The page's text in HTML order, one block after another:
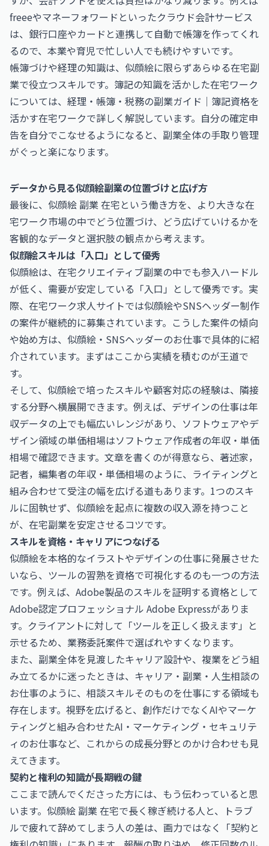
freeeやマネーフォワード といったクラウド会計サービス
は、銀行口座やカードと連携して自動で帳簿を作ってくれ
るので、本業や育児で忙しい人でも続けやすいです。
帳簿づけや経理の知識は、似顔絵に限らずあらゆる在宅副
業で役立つスキルです。簿記の知識を活かした在宅ワーク
については、 経理・帳簿・税務の副業ガイド｜簿記資格を
活かす在宅ワークで詳しく解説しています。自分の確定申
告を自分でこなせるようになると、副業全体の手取り管理
がぐっと楽になります。
データから見る似顔絵副業の位置づけと広げ方
最後に、似顔絵 副業 在宅という働き方を、より大きな在
宅ワーク市場の中でどう位置づけ、どう広げていけるかを
客観的なデータと選択肢の観点から考えます。
似顔絵スキルは「入口」として優秀
似顔絵は、在宅クリエイティブ副業の中でも参入ハードル
が低く、需要が安定している「入口」として優秀です。実
際、在宅ワーク求人サイトでは似顔絵やSNSヘッダー制作
の案件が継続的に募集されています。こうした案件の傾向
や始め方は、 似顔絵・SNSヘッダーのお仕事で具体的に紹
介されています。まずはここから実績を積むのが王道で
す。
そして、似顔絵で培ったスキルや顧客対応の経験は、隣接
する分野へ横展開できます。例えば、デザインの仕事は年
収データの上でも幅広いレンジがあり、ソフトウェアやデ
ザイン領域の単価相場はソフトウェア作成者の年収・単価
相場で確認できます。文章を書くのが得意なら、 著述家，
記者，編集者の年収・単価相場のように、ライティングと
組み合わせて受注の幅を広げる道もあります。1つのスキ
ルに固執せず、似顔絵を起点に複数の収入源を持つこと
が、在宅副業を安定させるコツです。
スキルを資格・キャリアにつなげる
似顔絵を本格的なイラストやデザインの仕事に発展させた
いなら、ツールの習熟を資格で可視化するのも一つの方法
です。例えば、Adobe製品のスキルを証明する資格として
Adobe認定プロフェッショナル Adobe Expressがありま
す。クライアントに対して「ツールを正しく扱えます」と
示せるため、業務委託案件で選ばれやすくなります。
また、副業全体を見渡したキャリア設計や、複業をどう組
み立てるかに迷ったときは、 キャリア・副業・人生相談の
お仕事のように、相談スキルそのものを仕事にする領域も
存在します。視野を広げると、創作だけでなくAIやマーケ
ティングと組み合わせたAI・マーケティング・セキュリテ
ィのお仕事など、これからの成長分野とのかけ合わせも見
えてきます。
契約と権利の知識が長期戦の鍵
ここまで読んでくださった方には、もう伝わっていると思
います。似顔絵 副業 在宅で長く稼ぎ続ける人と、トラブ
ルで疲れて辞めてしまう人の差は、画力ではなく「契約と